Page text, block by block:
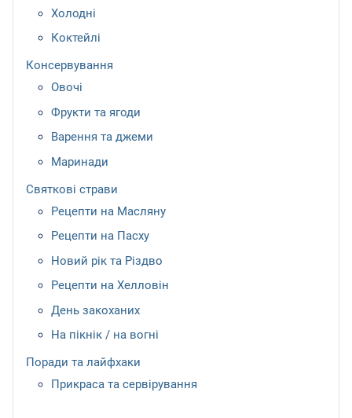
Холодні
Коктейлі
Консервування
Овочі
Фрукти та ягоди
Варення та джеми
Маринади
Святкові страви
Рецепти на Масляну
Рецепти на Пасху
Новий рік та Різдво
Рецепти на Хелловін
День закоханих
На пікнік / на вогні
Поради та лайфхаки
Прикраса та сервірування